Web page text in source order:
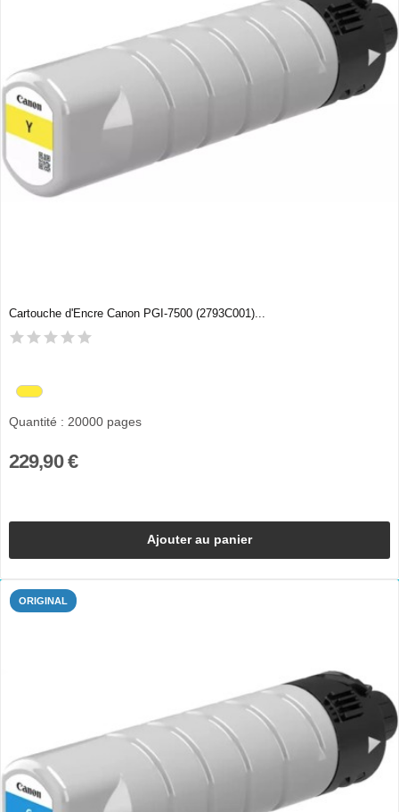
Cartouche d'Encre Canon PGI-7500 (2793C001)...
Quantité : 20000 pages
229,90 €
Ajouter au panier
ORIGINAL